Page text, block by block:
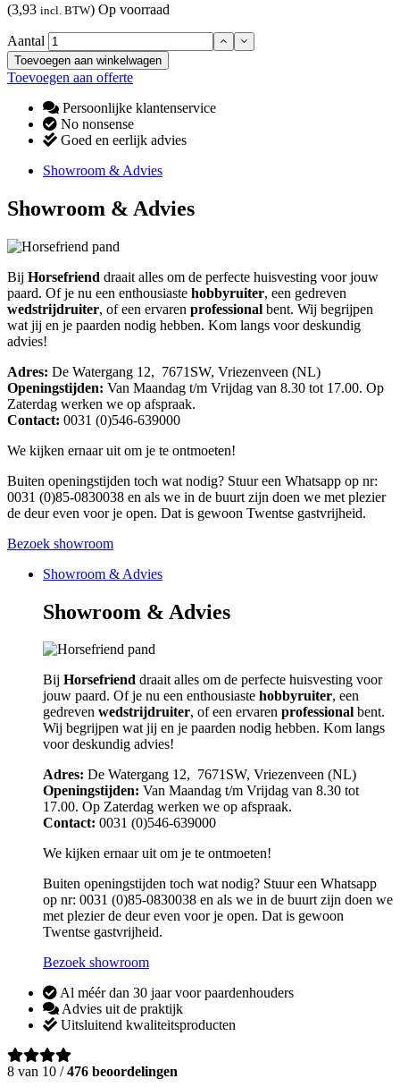
(3,93 incl. BTW) Op voorraad
Aantal
Toevoegen aan winkelwagen
Toevoegen aan offerte
Persoonlijke klantenservice
No nonsense
Goed en eerlijk advies
Showroom & Advies
Showroom & Advies
Bij Horsefriend draait alles om de perfecte huisvesting voor jouw
paard. Of je nu een enthousiaste hobbyruiter, een gedreven
wedstrijdruiter, of een ervaren professional bent. Wij begrijpen
wat jij en je paarden nodig hebben. Kom langs voor deskundig
advies!
Adres: De Watergang 12, 7671SW, Vriezenveen (NL)
Openingstijden: Van Maandag t/m Vrijdag van 8.30 tot 17.00. Op
Zaterdag werken we op afspraak.
Contact: 0031 (0)546-639000
We kijken ernaar uit om je te ontmoeten!
Buiten openingstijden toch wat nodig? Stuur een Whatsapp op nr:
0031 (0)85-0830038 en als we in de buurt zijn doen we met plezier
de deur even voor je open. Dat is gewoon Twentse gastvrijheid.
Bezoek showroom
Showroom & Advies
Showroom & Advies
Bij Horsefriend draait alles om de perfecte huisvesting voor
jouw paard. Of je nu een enthousiaste hobbyruiter, een
gedreven wedstrijdruiter, of een ervaren professional bent.
Wij begrijpen wat jij en je paarden nodig hebben. Kom langs
voor deskundig advies!
Adres: De Watergang 12, 7671SW, Vriezenveen (NL)
Openingstijden: Van Maandag t/m Vrijdag van 8.30 tot
17.00. Op Zaterdag werken we op afspraak.
Contact: 0031 (0)546-639000
We kijken ernaar uit om je te ontmoeten!
Buiten openingstijden toch wat nodig? Stuur een Whatsapp
op nr: 0031 (0)85-0830038 en als we in de buurt zijn doen we
met plezier de deur even voor je open. Dat is gewoon
Twentse gastvrijheid.
Bezoek showroom
Al méér dan 30 jaar voor paardenhouders
Advies uit de praktijk
Uitsluitend kwaliteitsproducten
8 van 10 /476 beoordelingen